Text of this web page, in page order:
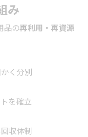
み
品の再利用・再資源
く分別
を確立
収体制